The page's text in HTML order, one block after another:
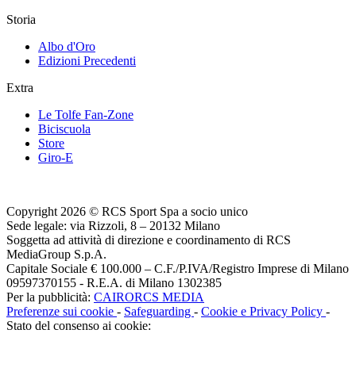
Storia
Albo d'Oro
Edizioni Precedenti
Extra
Le Tolfe Fan-Zone
Biciscuola
Store
Giro-E
Copyright 2026 © RCS Sport Spa a socio unico
Sede legale: via Rizzoli, 8 – 20132 Milano
Soggetta ad attività di direzione e coordinamento di RCS
MediaGroup S.p.A.
Capitale Sociale € 100.000 – C.F./P.IVA/Registro Imprese di Milano
09597370155 - R.E.A. di Milano 1302385
Per la pubblicità: CAIRORCS MEDIA
Preferenze sui cookie - Safeguarding - Cookie e Privacy Policy -
Stato del consenso ai cookie: